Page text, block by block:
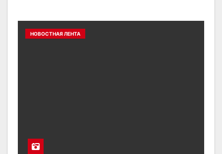
НОВОСТНАЯ ЛЕНТА